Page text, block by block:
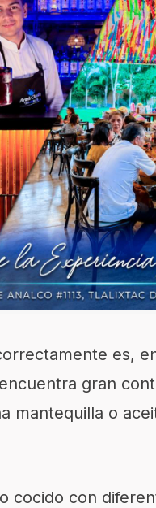
es,
gran
mantequilla o
cocido con